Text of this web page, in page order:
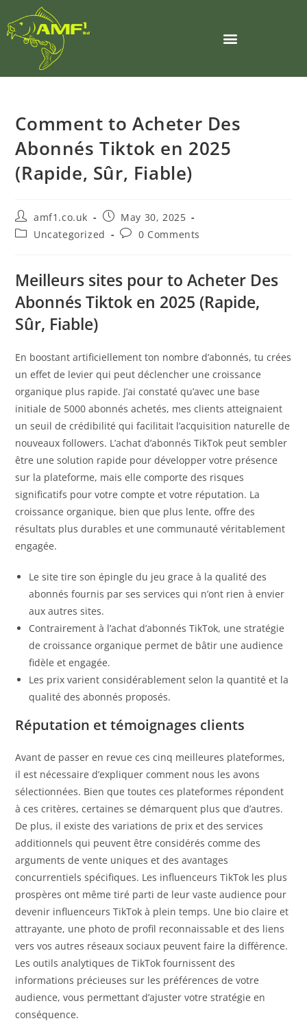
Comment to Acheter Des
Abonnés Tiktok en 2025
(Rapide, Sûr, Fiable)
amf1.co.uk
May 30, 2025
Uncategorized
0 Comments
Meilleurs sites pour to Acheter Des
Abonnés Tiktok en 2025 (Rapide,
Sûr, Fiable)
En boostant artificiellement ton nombre d’abonnés, tu crées
un effet de levier qui peut déclencher une croissance
organique plus rapide. J’ai constaté qu’avec une base
initiale de 5000 abonnés achetés, mes clients atteignaient
un seuil de crédibilité qui facilitait l’acquisition naturelle de
nouveaux followers. L’achat d’abonnés TikTok peut sembler
être une solution rapide pour développer votre présence
sur la plateforme, mais elle comporte des risques
significatifs pour votre compte et votre réputation. La
croissance organique, bien que plus lente, offre des
résultats plus durables et une communauté véritablement
engagée.
Le site tire son épingle du jeu grace à la qualité des
abonnés fournis par ses services qui n’ont rien à envier
aux autres sites.
Contrairement à l’achat d’abonnés TikTok, une stratégie
de croissance organique permet de bâtir une audience
fidèle et engagée.
Les prix varient considérablement selon la quantité et la
qualité des abonnés proposés.
Réputation et témoignages clients
Avant de passer en revue ces cinq meilleures plateformes,
il est nécessaire d’expliquer comment nous les avons
sélectionnées. Bien que toutes ces plateformes répondent
à ces critères, certaines se démarquent plus que d’autres.
De plus, il existe des variations de prix et des services
additionnels qui peuvent être considérés comme des
arguments de vente uniques et des avantages
concurrentiels spécifiques. Les influenceurs TikTok les plus
prospères ont même tiré parti de leur vaste audience pour
devenir influenceurs TikTok à plein temps. Une bio claire et
attrayante, une photo de profil reconnaissable et des liens
vers vos autres réseaux sociaux peuvent faire la différence.
Les outils analytiques de TikTok fournissent des
informations précieuses sur les préférences de votre
audience, vous permettant d’ajuster votre stratégie en
conséquence.